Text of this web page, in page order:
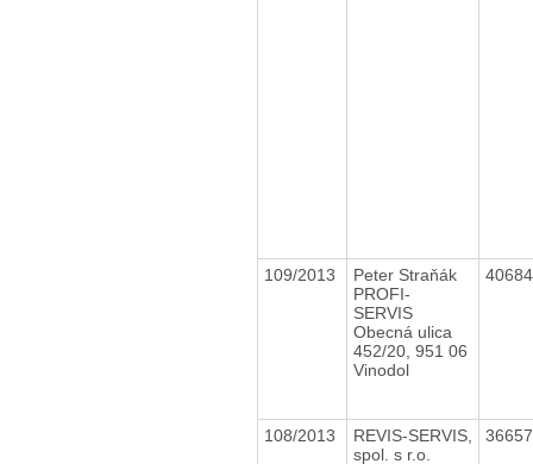
109/2013
Peter Straňák
PROFI-
SERVIS
Obecná ulica
452/20, 951 06
Vinodol
108/2013
REVIS-SERVIS,
spol. s r.o.